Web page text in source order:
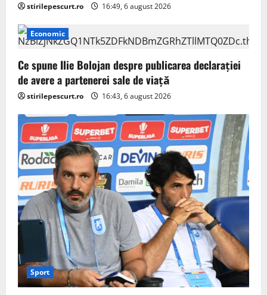
stirilepescurt.ro 16:49, 6 august 2026
Economic
Ce spune Ilie Bolojan despre publicarea declarației
de avere a partenerei sale de viață
stirilepescurt.ro 16:43, 6 august 2026
Sport